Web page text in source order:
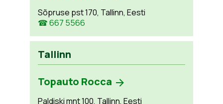
Sõpruse pst 170, Tallinn, Eesti
☎ 667 5566
Tallinn
Topauto Rocca
Paldiski mnt 100, Tallinn, Eesti